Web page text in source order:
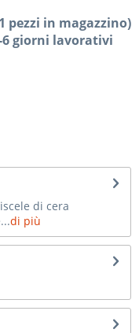
pezzi in magazzino)
6 giorni lavorativi
di cera
di più